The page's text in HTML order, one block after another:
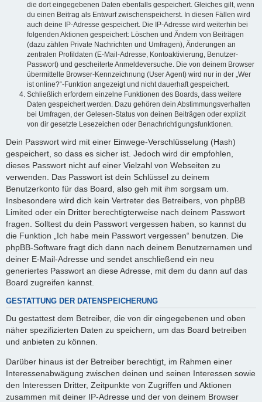
die dort eingegebenen Daten ebenfalls gespeichert. Gleiches gilt, wenn
du einen Beitrag als Entwurf zwischenspeicherst. In diesen Fällen wird
auch deine IP-Adresse gespeichert. Die IP-Adresse wird weiterhin bei
folgenden Aktionen gespeichert: Löschen und Ändern von Beiträgen
(dazu zählen Private Nachrichten und Umfragen), Änderungen an
zentralen Profildaten (E-Mail-Adresse, Kontoaktivierung, Benutzer-
Passwort) und gescheiterte Anmeldeversuche. Die von deinem Browser
übermittelte Browser-Kennzeichnung (User Agent) wird nur in der „Wer
ist online?“-Funktion angezeigt und nicht dauerhaft gespeichert.
Schließlich erfordern einzelne Funktionen des Boards, dass weitere
Daten gespeichert werden. Dazu gehören dein Abstimmungsverhalten
bei Umfragen, der Gelesen-Status von deinen Beiträgen oder explizit
von dir gesetzte Lesezeichen oder Benachrichtigungsfunktionen.
Dein Passwort wird mit einer Einwege-Verschlüsselung (Hash)
gespeichert, so dass es sicher ist. Jedoch wird dir empfohlen,
dieses Passwort nicht auf einer Vielzahl von Webseiten zu
verwenden. Das Passwort ist dein Schlüssel zu deinem
Benutzerkonto für das Board, also geh mit ihm sorgsam um.
Insbesondere wird dich kein Vertreter des Betreibers, von phpBB
Limited oder ein Dritter berechtigterweise nach deinem Passwort
fragen. Solltest du dein Passwort vergessen haben, so kannst du
die Funktion „Ich habe mein Passwort vergessen“ benutzen. Die
phpBB-Software fragt dich dann nach deinem Benutzernamen und
deiner E-Mail-Adresse und sendet anschließend ein neu
generiertes Passwort an diese Adresse, mit dem du dann auf das
Board zugreifen kannst.
GESTATTUNG DER DATENSPEICHERUNG
Du gestattest dem Betreiber, die von dir eingegebenen und oben
näher spezifizierten Daten zu speichern, um das Board betreiben
und anbieten zu können.
Darüber hinaus ist der Betreiber berechtigt, im Rahmen einer
Interessenabwägung zwischen deinen und seinen Interessen sowie
den Interessen Dritter, Zeitpunkte von Zugriffen und Aktionen
zusammen mit deiner IP-Adresse und der von deinem Browser